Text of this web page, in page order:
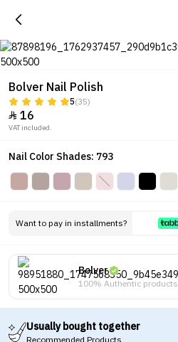
Bolver Nail Polish
5(35)
 16
VAT included.
Nail Color Shades: 793
Want to pay in installments?
Bolver
100% Authentic products
Usually bought together